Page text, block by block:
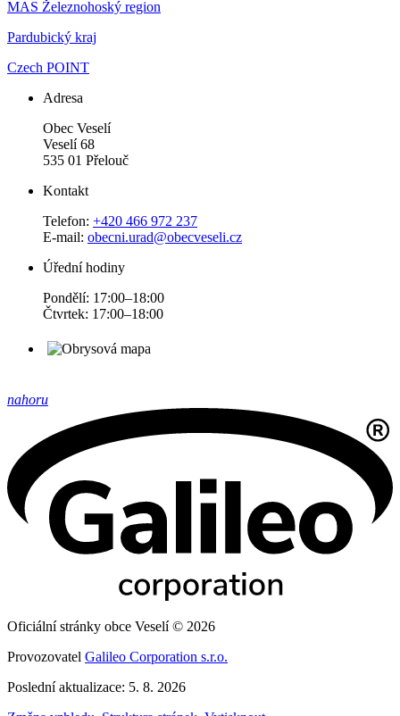
MAS Železnohoský region
Pardubický kraj
Czech POINT
Adresa
Obec Veselí
Veselí 68
535 01 Přelouč
Kontakt
Telefon: +420 466 972 237
E-mail: obecni.urad@obecveseli.cz
Úřední hodiny
Pondělí: 17:00–18:00
Čtvrtek: 17:00–18:00
nahoru
Oficiální stránky obce Veselí © 2026
Provozovatel Galileo Corporation s.r.o.
Poslední aktualizace: 5. 8. 2026